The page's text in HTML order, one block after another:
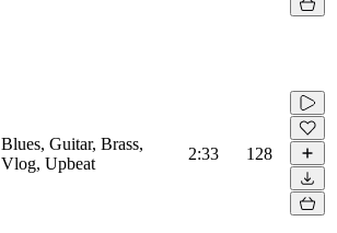
Blues, Guitar, Brass,
Vlog, Upbeat
2:33 128